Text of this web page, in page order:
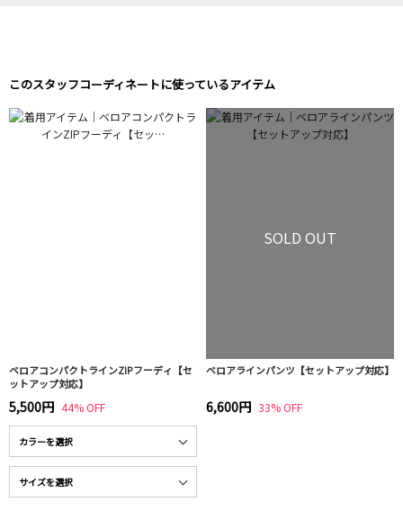
このスタッフコーディネートに使っているアイテム
ベロアコンパクトラインZIPフーディ【セ
ットアップ対応】
5,500円 44% OFF
SOLD OUT
ベロアラインパンツ【セットアップ対応】
6,600円 33% OFF